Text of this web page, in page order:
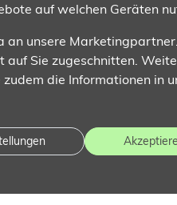
auf welchen Geräten
an unsere
auf Sie zugeschnitten.
die Informationen in